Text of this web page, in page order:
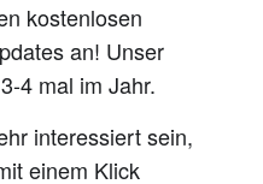
kostenlosen
an! Unser
4 mal im Jahr.
interessiert sein,
einem Klick